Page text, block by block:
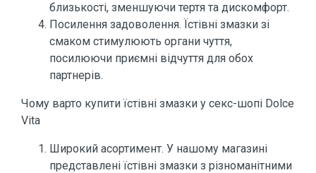
близькості, зменшуючи тертя та дискомфорт.
Посилення задоволення. Їстівні змазки зі
смаком стимулюють органи чуття,
посилюючи приємні відчуття для обох
партнерів.
Чому варто купити їстівні змазки у секс-шопі Dolce
Vita
Широкий асортимент. У нашому магазині
представлені їстівні змазки з різноманітними